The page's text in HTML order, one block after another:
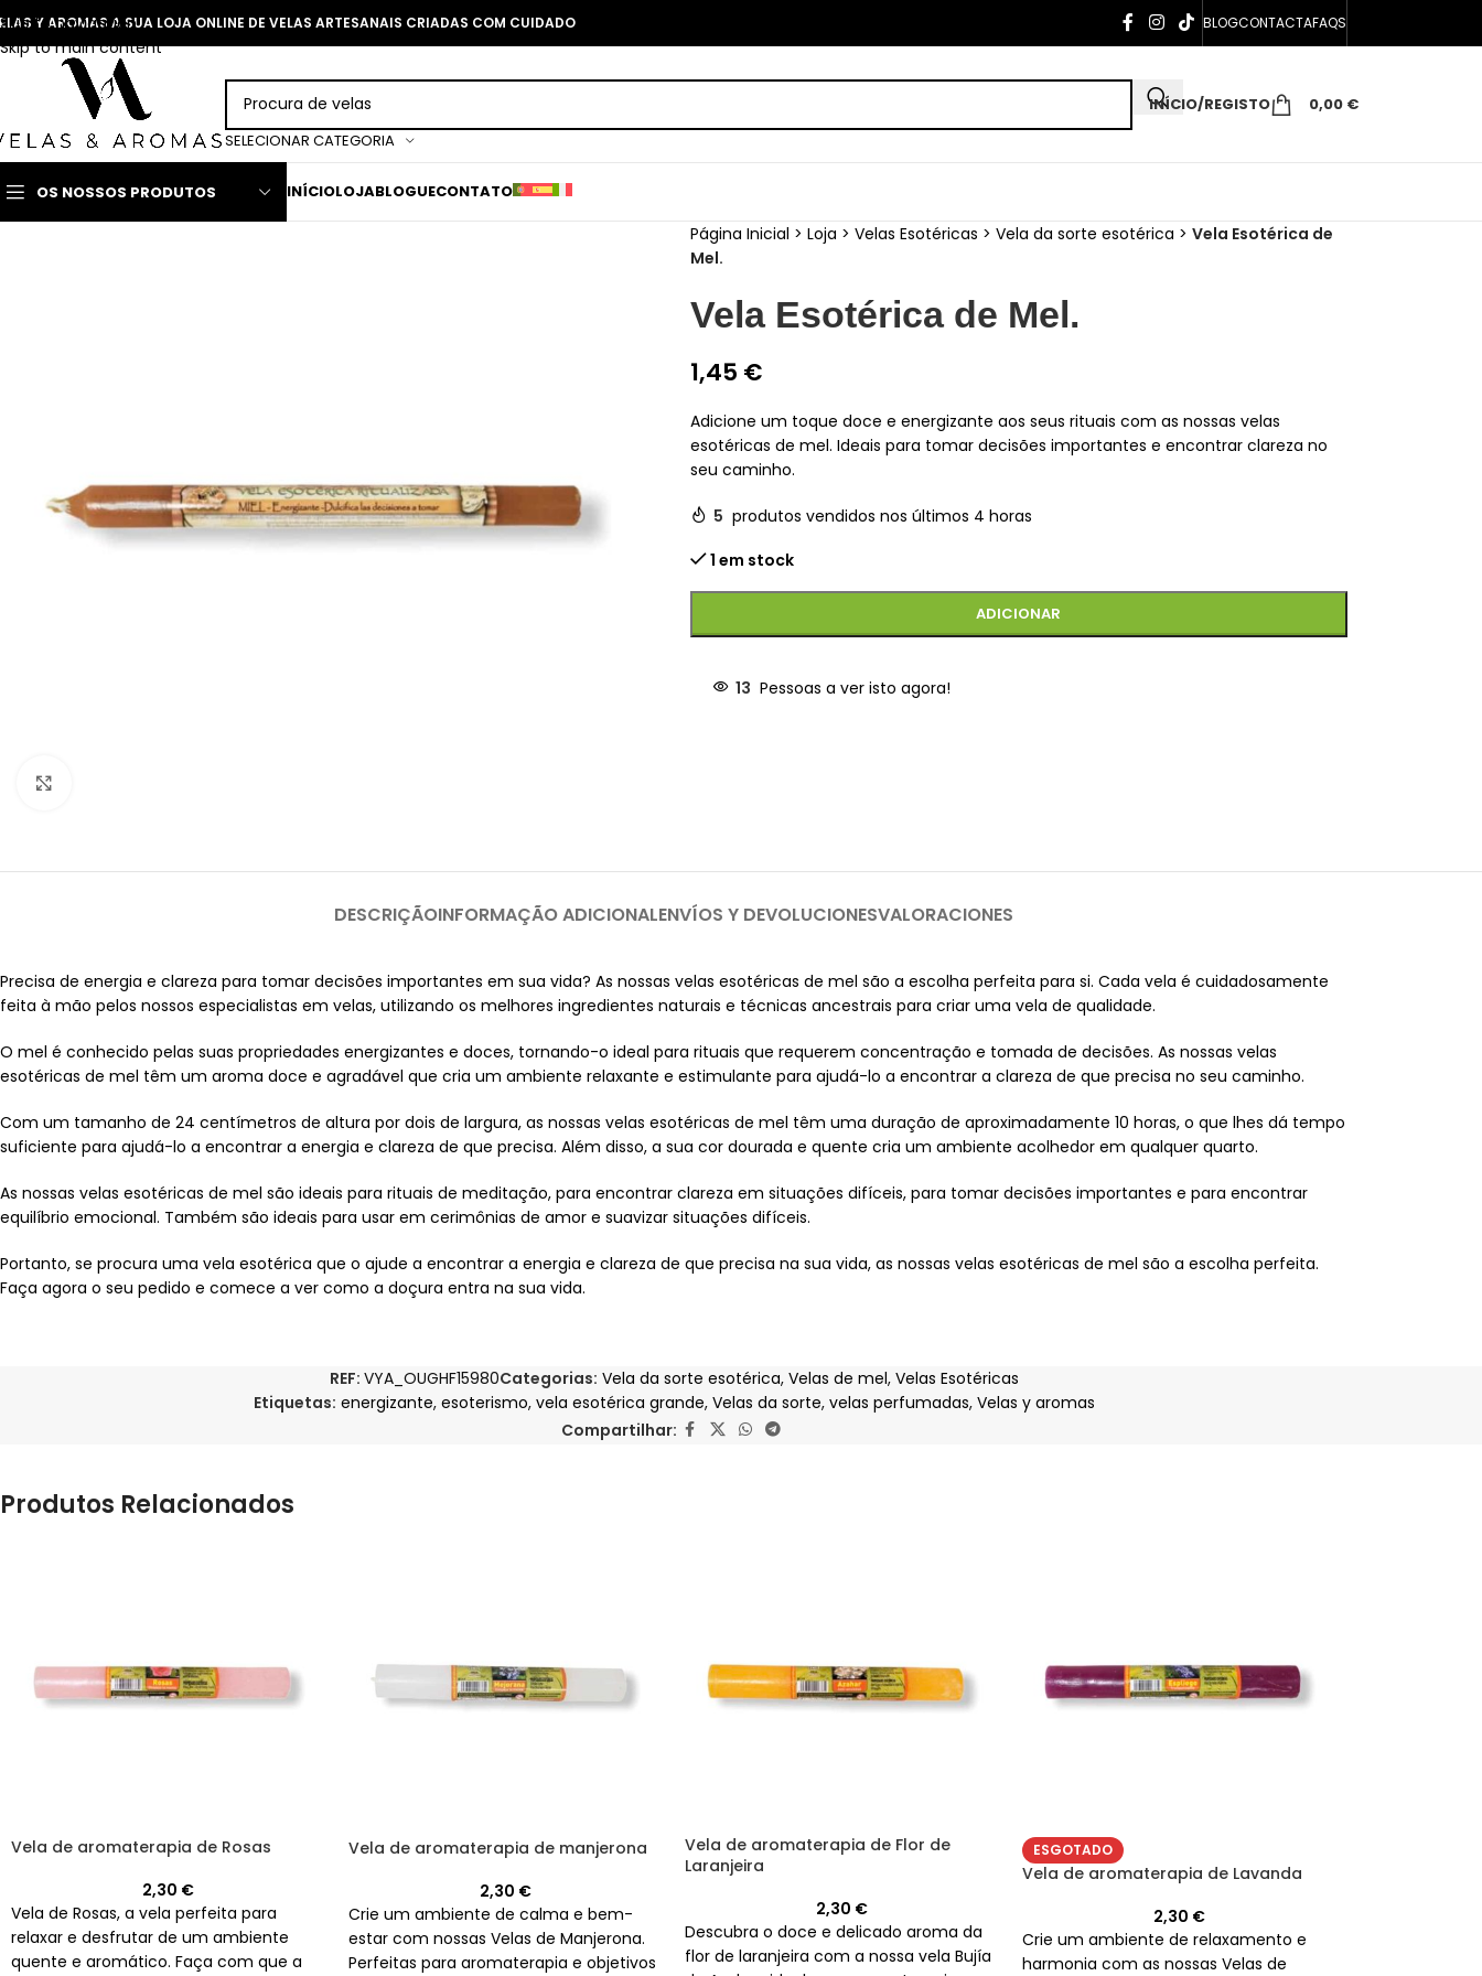
Skip to navigation
Skip to main content
Y AROMAS A SUA LOJA ONLINE DE VELAS ARTESANAIS CRIADAS COM CUIDADO BLOGCONTACTAFAQS
SELECIONAR CATEGORIA
INÍCIO/REGISTO 0,00 €
OS NOSSOS PRODUTOS INÍCIOLOJABLOGUECONTATO
Página Inicial > Loja > Velas Esotéricas > Vela da sorte esotérica > Vela Esotérica de
Mel.
Vela Esotérica de Mel.
1,45 €
Adicione um toque doce e energizante aos seus rituais com as nossas velas
esotéricas de mel. Ideais para tomar decisões importantes e encontrar clareza no
seu caminho.
5 produtos vendidos nos últimos 4 horas
1 em stock
ADICIONAR
13 Pessoas a ver isto agora!
DESCRIÇÃOINFORMAÇÃO ADICIONALENVÍOS Y DEVOLUCIONESVALORACIONES
Precisa de energia e clareza para tomar decisões importantes em sua vida? As nossas velas esotéricas de mel são a escolha perfeita para si. Cada vela é cuidadosamente
feita à mão pelos nossos especialistas em velas, utilizando os melhores ingredientes naturais e técnicas ancestrais para criar uma vela de qualidade.
O mel é conhecido pelas suas propriedades energizantes e doces, tornando-o ideal para rituais que requerem concentração e tomada de decisões. As nossas velas
esotéricas de mel têm um aroma doce e agradável que cria um ambiente relaxante e estimulante para ajudá-lo a encontrar a clareza de que precisa no seu caminho.
Com um tamanho de 24 centímetros de altura por dois de largura, as nossas velas esotéricas de mel têm uma duração de aproximadamente 10 horas, o que lhes dá tempo
suficiente para ajudá-lo a encontrar a energia e clareza de que precisa. Além disso, a sua cor dourada e quente cria um ambiente acolhedor em qualquer quarto.
As nossas velas esotéricas de mel são ideais para rituais de meditação, para encontrar clareza em situações difíceis, para tomar decisões importantes e para encontrar
equilíbrio emocional. Também são ideais para usar em cerimônias de amor e suavizar situações difíceis.
Portanto, se procura uma vela esotérica que o ajude a encontrar a energia e clareza de que precisa na sua vida, as nossas velas esotéricas de mel são a escolha perfeita.
Faça agora o seu pedido e comece a ver como a doçura entra na sua vida.
REF: VYA_OUGHF15980Categorias: Vela da sorte esotérica, Velas de mel, Velas Esotéricas
Etiquetas: energizante, esoterismo, vela esotérica grande, Velas da sorte, velas perfumadas, Velas y aromas
Compartilhar:
Produtos Relacionados
Vela de aromaterapia de Rosas
2,30 €
Vela de Rosas, a vela perfeita para
relaxar e desfrutar de um ambiente
quente e aromático. Faça com que a
Vela de aromaterapia de manjerona
2,30 €
Crie um ambiente de calma e bem-
estar com nossas Velas de Manjerona.
Perfeitas para aromaterapia e objetivos
Vela de aromaterapia de Flor de
Laranjeira
2,30 €
Descubra o doce e delicado aroma da
flor de laranjeira com a nossa vela Bujía
ESGOTADO
Vela de aromaterapia de Lavanda
2,30 €
Crie um ambiente de relaxamento e
harmonia com as nossas Velas de